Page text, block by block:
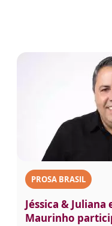
PROSA BRASIL
Jéssica & Juliana
Maurinho